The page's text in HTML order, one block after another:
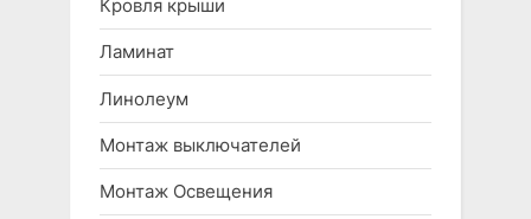
Кровля крыши
Ламинат
Линолеум
Монтаж выключателей
Монтаж Освещения